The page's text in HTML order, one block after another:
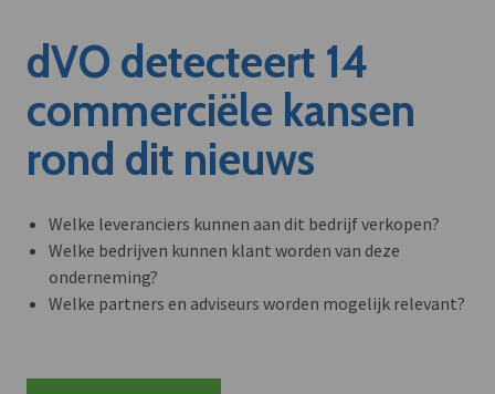
dVO detecteert 14
commerciële kansen
rond dit nieuws
Welke leveranciers kunnen aan dit bedrijf verkopen?
Welke bedrijven kunnen klant worden van deze
onderneming?
Welke partners en adviseurs worden mogelijk relevant?